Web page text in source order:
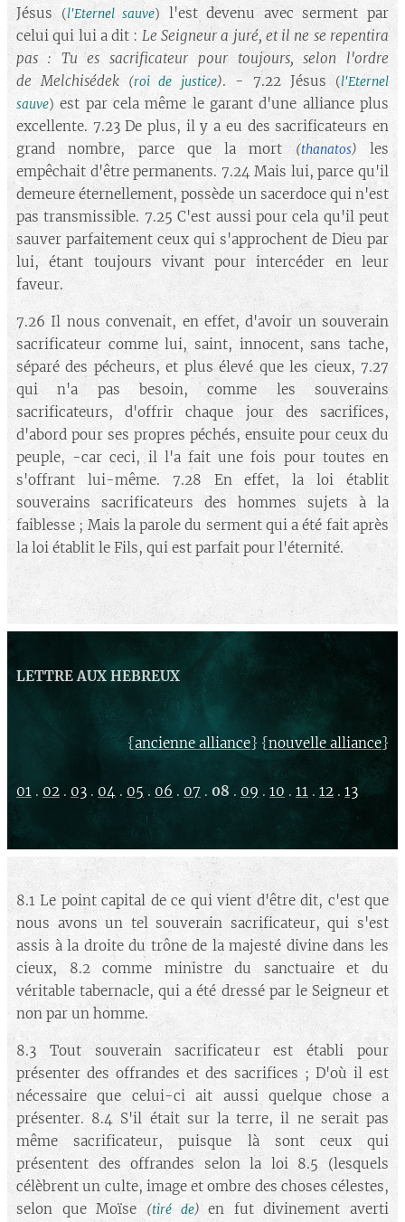
Jésus (l'Eternel sauve)
l'est devenu avec serment par
celui qui lui a dit : Le Seigneur a juré, et il ne se repentira
pas : Tu es sacrificateur pour toujours, selon l'ordre
de Melchisédek
(roi de justice). - 7.22 Jésus (l'Eternel
sauve) est par cela même le garant d'une alliance plus
excellente. 7.23 De plus, il y a eu des sacrificateurs en
grand nombre, parce que la mort
(thanatos)
les
empêchait d'être permanents. 7.24 Mais lui, parce qu'il
demeure éternellement, possède un sacerdoce qui n'est
pas transmissible. 7.25 C'est aussi pour cela qu'il peut
sauver parfaitement ceux qui s'approchent de Dieu par
lui, étant toujours vivant pour intercéder en leur
faveur.
7.26 Il nous convenait, en effet, d'avoir un souverain
sacrificateur comme lui, saint, innocent, sans tache,
séparé des pécheurs, et plus élevé que les cieux, 7.27
qui n'a pas besoin, comme les souverains
sacrificateurs, d'offrir chaque jour des sacrifices,
d'abord pour ses propres péchés, ensuite pour ceux du
peuple, -car ceci, il l'a fait une fois pour toutes en
s'offrant lui-même. 7.28 En effet, la loi établit
souverains sacrificateurs des hommes sujets à la
faiblesse ; Mais la parole du serment qui a été fait après
la loi établit le Fils, qui est parfait pour l'éternité.
LETTRE AUX HEBREUX
{ancienne alliance} {nouvelle alliance}
01 . 02 . 03 . 04 . 05 . 06 . 07 . 08 . 09. 10 . 11 . 12 . 13
8.1 Le point capital de ce qui vient d'être dit, c'est que
nous avons un tel souverain sacrificateur, qui s'est
assis à la droite du trône de la majesté divine dans les
cieux, 8.2 comme ministre du sanctuaire et du
véritable tabernacle, qui a été dressé par le Seigneur et
non par un homme.
8.3 Tout souverain sacrificateur est établi pour
présenter des offrandes et des sacrifices ; D'où il est
nécessaire que celui-ci ait aussi quelque chose a
présenter. 8.4 S'il était sur la terre, il ne serait pas
même sacrificateur, puisque là sont ceux qui
présentent des offrandes selon la loi 8.5 (lesquels
célèbrent un culte, image et ombre des choses célestes,
selon que Moïse(tiré de)en fut divinement averti